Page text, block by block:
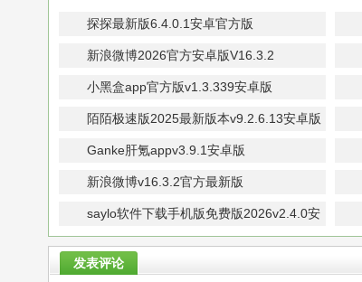
探探最新版6.4.0.1安卓官方版
新浪微博2026官方安卓版V16.3.2
小黑盒app官方版v1.3.339安卓版
陌陌极速版2025最新版本v9.2.6.13安卓版
Ganke肝氪appv3.9.1安卓版
新浪微博v16.3.2官方最新版
saylo软件下载手机版免费版2026v2.4.0安
卓版
发表评论